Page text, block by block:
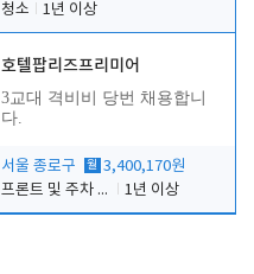
청소
1년 이상
호텔팝리즈프리미어
3교대 격비비 당번 채용합니
다.
서울 종로구 월 3,400,170원
프론트 및 주차 객실관리
1년 이상